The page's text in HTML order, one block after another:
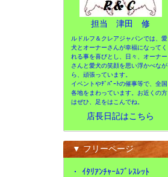
担当 津田 修
ルドルフ＆クレアジャパンでは、愛
犬とオーナーさんが幸福になってく
れる事を喜びとし、日々、オーナー
さんと愛犬の笑顔を思い浮かべなが
ら、頑張っています。
イベントやﾃﾞﾊﾟｰﾄの催事等で、全国
各地をまわっています。お近くの方
はぜひ、足をはこんでね。
店長日記はこちら
▼ フリーページ
・ ｲﾀﾘｱﾝﾁｬｰﾑﾌﾞﾚｽﾚｯﾄ